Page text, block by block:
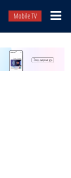
Mobile TV